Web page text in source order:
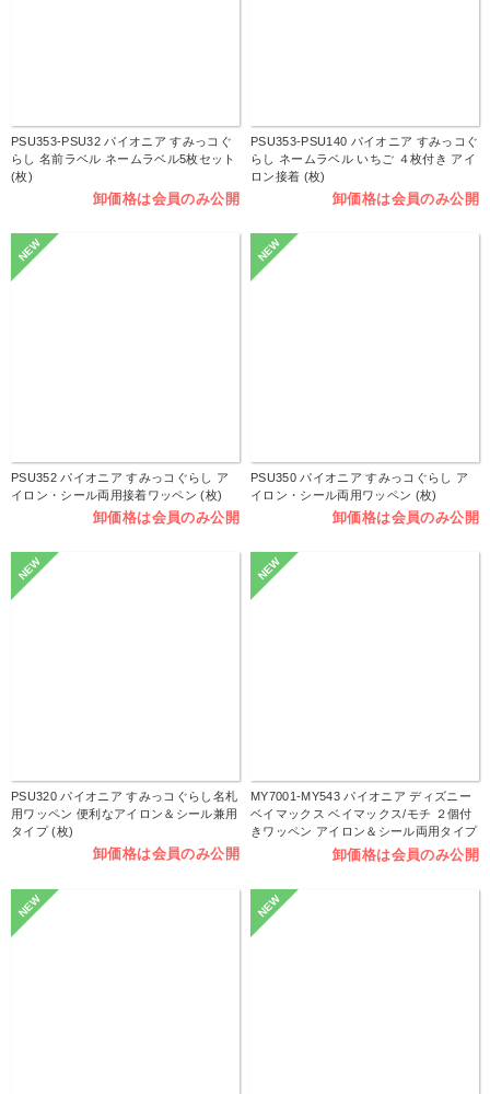
PSU353-PSU32 パイオニア すみっコぐ
らし 名前ラベル ネームラベル5枚セット
(枚)
卸価格は会員のみ公開
PSU353-PSU140 パイオニア すみっコぐ
らし ネームラベル いちご ４枚付き アイ
ロン接着 (枚)
卸価格は会員のみ公開
NEW
PSU352 パイオニア すみっコぐらし ア
イロン・シール両用接着ワッペン (枚)
卸価格は会員のみ公開
NEW
PSU350 パイオニア すみっコぐらし ア
イロン・シール両用ワッペン (枚)
卸価格は会員のみ公開
NEW
PSU320 パイオニア すみっコぐらし名札
用ワッペン 便利なアイロン＆シール兼用
タイプ (枚)
卸価格は会員のみ公開
NEW
MY7001-MY543 パイオニア ディズニー
ベイマックス ベイマックス/モチ ２個付
きワッペン アイロン＆シール両用タイプ
卸価格は会員のみ公開
NEW NEW